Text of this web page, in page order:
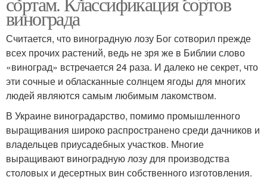
винограда
Считается, что виноградную лозу Бог сотворил прежде
всех прочих растений, ведь не зря же в Библии слово
«виноград» встречается 24 раза. И далеко не секрет, что
эти сочные и обласканные солнцем ягоды для многих
людей являются самым любимым лакомством.
В Украине виноградарство, помимо промышленного
выращивания широко распространено среди дачников и
владельцев приусадебных участков. Многие
выращивают виноградную лозу для производства
столовых и десертных вин собственного изготовления.